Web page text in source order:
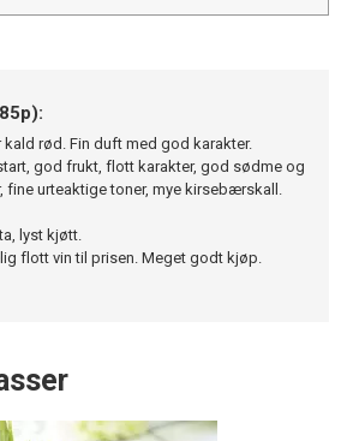
rød. Fin duft med god karakter.
god frukt, flott karakter, god sødme og
fine urteaktige toner, mye kirsebærskall.
lyst kjøtt.
flott vin til prisen. Meget godt kjøp.